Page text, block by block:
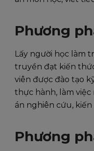
Phương
Lấy người học làm
truyền đạt kiến
viên được đào tạo
thực hành, làm việc
án nghiên cứu,
Phương